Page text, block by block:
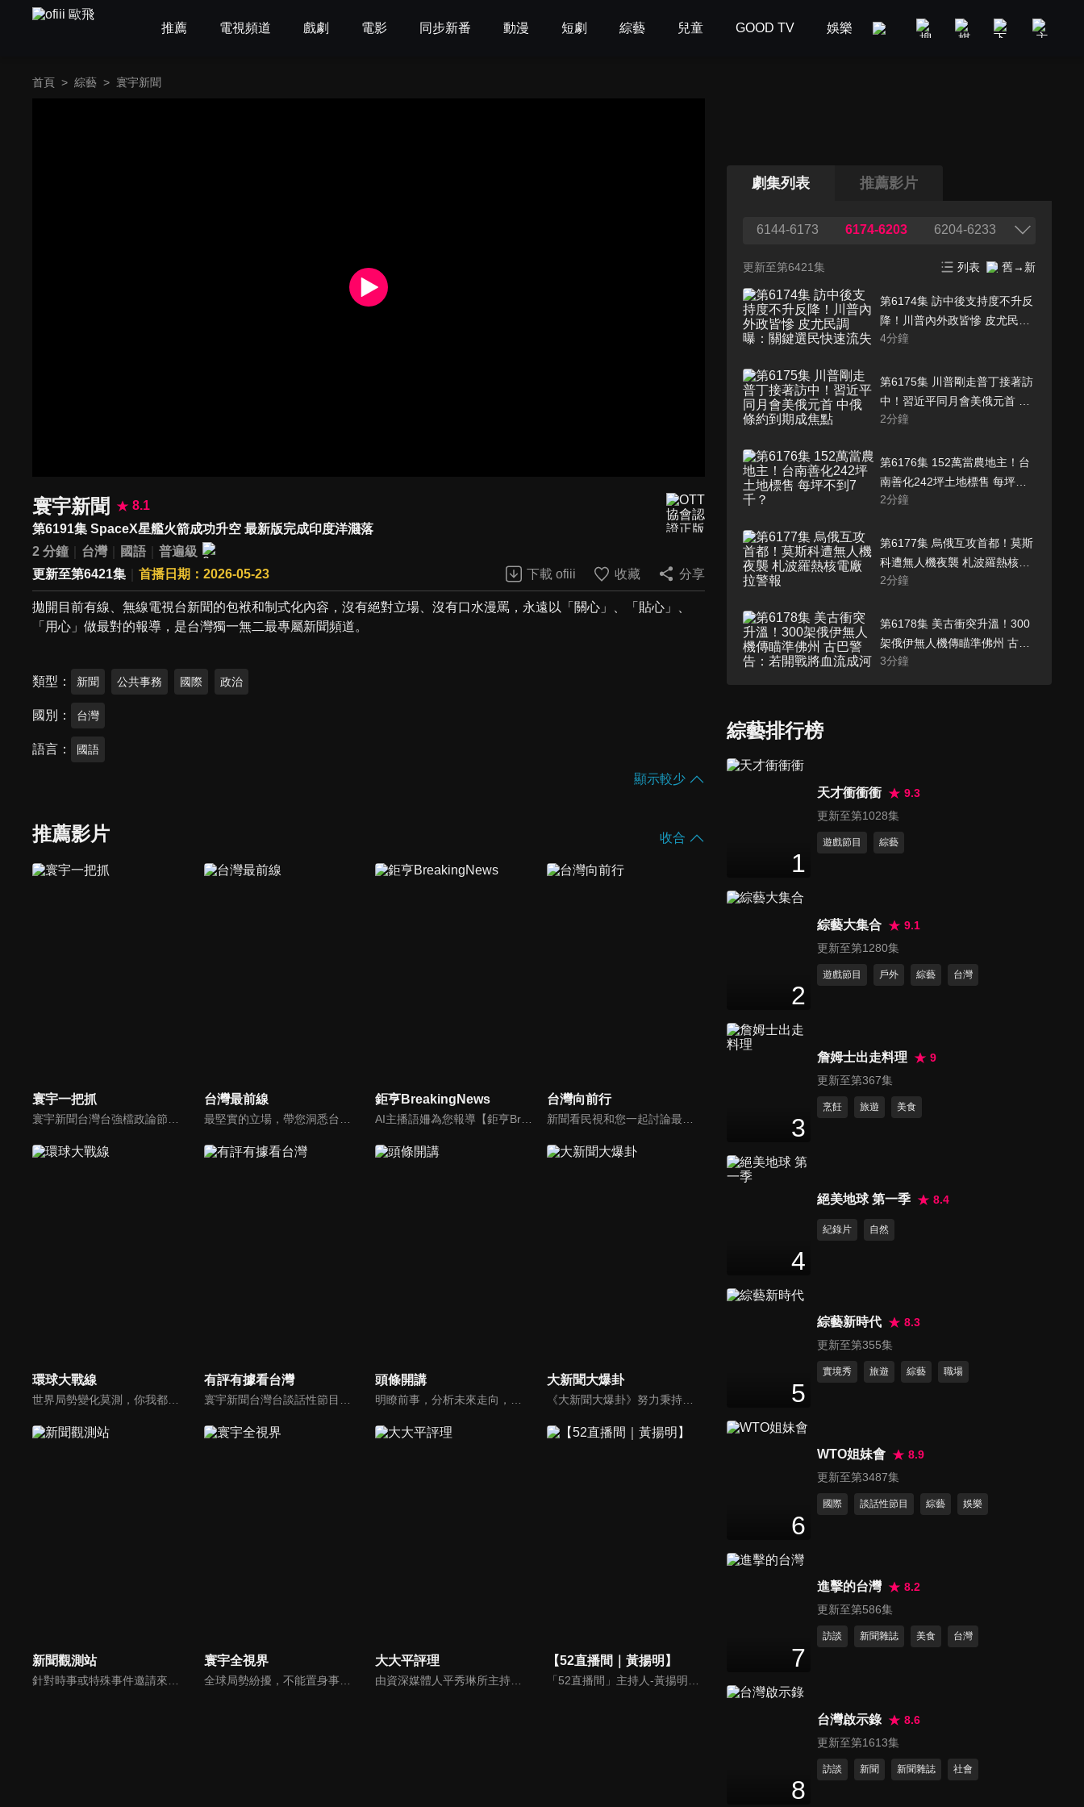
推薦 電視頻道 戲劇 電影 同步新番 動漫 短劇 綜藝 兒童 GOOD TV 娛樂 美食旅遊 新聞政論
首頁 > 綜藝 > 寰宇新聞
寰宇新聞
8.1
第6191集 SpaceX星艦火箭成功升空 最新版完成印度洋濺落
2 分鐘
台灣 國語
普遍級
更新至第6421集
首播日期：2026-05-23 下載 ofiii 收藏 分享
拋開目前有線、無線電視台新聞的包袱和制式化內容，沒有絕對立場、沒有口水漫罵，永遠以「關心」、「貼心」、
「用心」做最對的報導，是台灣獨一無二最專屬新聞頻道。
類型 新聞 公共事務 國際 政治
國別 台灣
語言 國語
顯示較少
推薦影片 收合
寰宇一把抓 台灣最前線 鉅亨BreakingNews 台灣向前行
環球大戰線 有評有據看台灣 頭條開講 大新聞大爆卦
《大新聞大爆卦》努力秉持著監督政府的精神，繼續在網路上努力說出事實。
新聞觀測站
針對時事或特殊事件邀請來賓進行深度探討，或專訪各領域傑出人士。
寰宇全視界
全球局勢紛擾，不能置身事外！主播任明玥主持，嶄新一季《寰宇全視界2.0》，集結各領域重磅嘉賓，犀利評論、深度視角，帶您洞悉世界局勢脈絡，開拓兩岸和國際新視野，《寰宇全視界2.0》，帶給您最具含金量的觀點。
大大平評理
由資深媒體人平秀琳所主持的時事討論節目，針對大眾關心的議題，邀請關鍵人物或意見領袖上節目，從各種角度深入剖析，並藉由多人的觀點交流，讓新聞事件的真相掏深一點，幫助觀眾了解當下最熱門的新聞議題，期使本節目成為台灣理性討論時事的典範。
【52直播間｜黃揚明】
「52直播間」主持人-黃揚明（剝雞）為您還原「新聞真相」，給您最重磅的新聞評論。
劇集列表 推薦影片
6144-6173 6174-6203 6204-6233
更新至第6421集 列表 舊→新
第6174集 訪中後支持度不升反
降！川普內外政皆慘 皮尤民調
曝：關鍵選民快速流失
4分鐘
第6175集 川普剛走普丁接著訪
中！習近平同月會美俄元首 中
俄條約到期成焦點
2分鐘
第6176集 152萬當農地主！台
南善化242坪土地標售 每坪不
到7千？
2分鐘
第6177集 烏俄互攻首都！莫斯
科遭無人機夜襲 札波羅熱核電
廠拉警報
2分鐘
第6178集 美古衝突升溫！300
架俄伊無人機傳瞄準佛州 古巴
警告：若開戰將血流成河
3分鐘
第6180集 美俄元首接力造訪中
2分鐘
第6182集 美伊險開戰！川普：
2 分鐘
國界」計畫
3分鐘
第6184集 普丁訪中重量級使團
法！南議員：應設自治條例
2分鐘
第6187集 傳習近平最快下周訪
北韓！中朝同盟關係再受關注
院表示「最快明年上路」
第6189集 川普政府加大施壓古
第6190集 武漢推出家事機器人
展示影片秀炒蛋與摺衣服絕技
2
第6192集 全球唯一野生白色貓
熊曝光 已成年獨立巡山
綜藝排行榜
1
天才衝衝衝
9.3
更新至第1028集
遊戲節目 綜藝
2
綜藝大集合
9.1
更新至第1280集
遊戲節目 戶外 綜藝 台灣
3
詹姆士出走料理
9
更新至第367集
烹飪 旅遊 美食
4
絕美地球 第一季 8.4
紀錄片 自然
5
綜藝新時代
8.3
更新至第355集
實境秀 旅遊 綜藝 職場
6
WTO姐妹會
8.9
更新至第3487集
國際 談話性節目 綜藝 娛樂
7
進擊的台灣
8.2
更新至第586集
訪談 新聞雜誌 美食 台灣
8
台灣啟示錄
8.6
更新至第1613集
訪談 新聞 新聞雜誌 社會